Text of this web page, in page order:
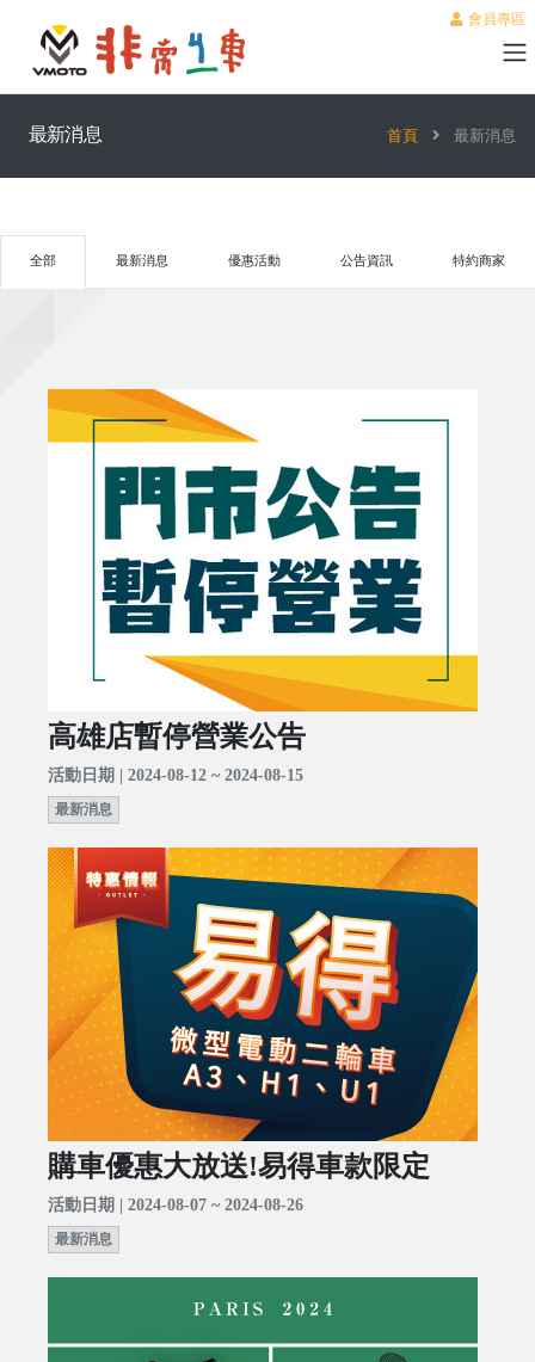
會員專區
最新消息 首頁 最新消息
全部 最新消息 優惠活動 公告資訊 特約商家
高雄店暫停營業公告
活動日期 | 2024-08-12 ~ 2024-08-15
最新消息
購車優惠大放送!易得車款限定
活動日期 | 2024-08-07 ~ 2024-08-26
最新消息